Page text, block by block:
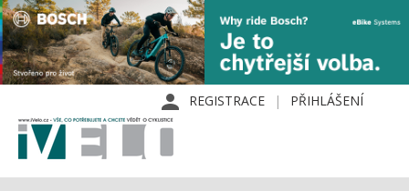
REGISTRACE PŘIHLÁŠENÍ